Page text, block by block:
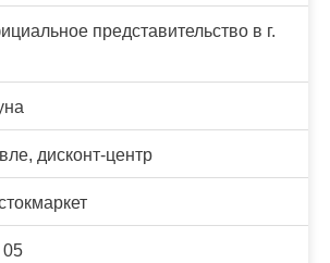
представительство в г.
дисконт-центр
05